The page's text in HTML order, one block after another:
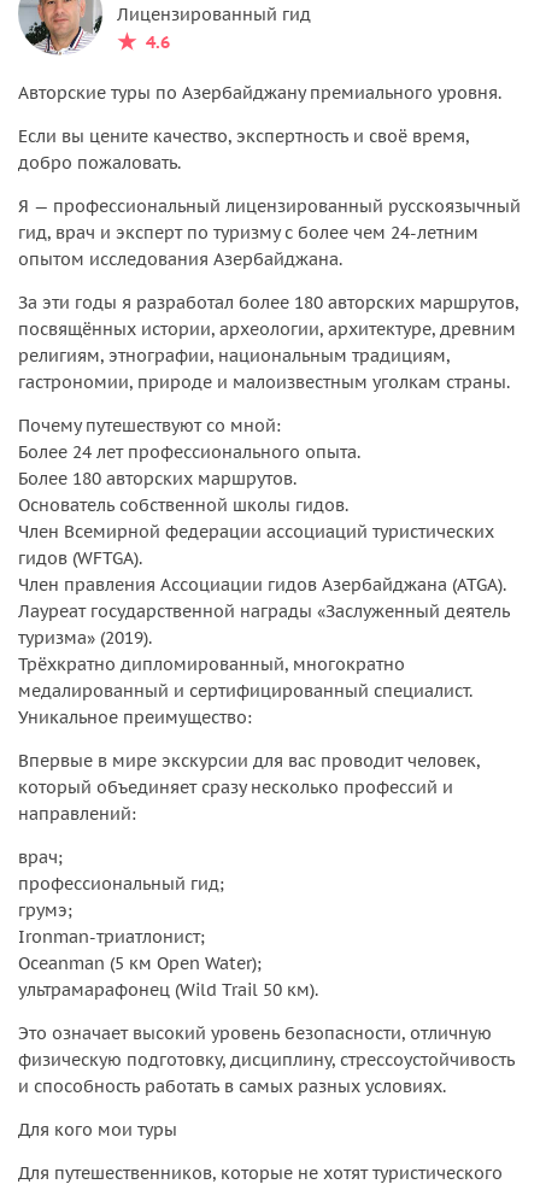
Лицензированный гид
4.6
Авторские туры по Азербайджану премиального уровня.
Если вы цените качество, экспертность и своё время,
добро пожаловать.
Я — профессиональный лицензированный русскоязычный
гид, врач и эксперт по туризму с более чем 24-летним
опытом исследования Азербайджана.
За эти годы я разработал более 180 авторских маршрутов,
посвящённых истории, археологии, архитектуре, древним
религиям, этнографии, национальным традициям,
гастрономии, природе и малоизвестным уголкам страны.
Почему путешествуют со мной:
Более 24 лет профессионального опыта.
Более 180 авторских маршрутов.
Основатель собственной школы гидов.
Член Всемирной федерации ассоциаций туристических
гидов (WFTGA).
Член правления Ассоциации гидов Азербайджана (ATGA).
Лауреат государственной награды «Заслуженный деятель
туризма» (2019).
Трёхкратно дипломированный, многократно
медалированный и сертифицированный специалист.
Уникальное преимущество:
Впервые в мире экскурсии для вас проводит человек,
который объединяет сразу несколько профессий и
направлений:
врач;
профессиональный гид;
грумэ;
Ironman-триатлонист;
Oceanman (5 км Open Water);
ультрамарафонец (Wild Trail 50 км).
Это означает высокий уровень безопасности, отличную
физическую подготовку, дисциплину, стрессоустойчивость
и способность работать в самых разных условиях.
Для кого мои туры
Для путешественников, которые не хотят туристического